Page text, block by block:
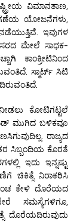
ವಿಮಾನತಾಣ,
ಯೋಜನೆಗಳು,
ಇವುಗಳ
ಮೇಲೆ ಸಾಧಕ-
ಕಾಂಕ್ರೀಟಿನಿಂದ
ಸ್ಮಾರ್ಟ್ ಸಿಟಿ
ಕೋಟಿಗಟ್ಟಲೆ
ಮುಗಿದ ಬಳಿಕವೂ
ರಾಜ್ಯದ
ಸಿಬ್ಬಂದಿಯ ಕೊರತೆ
ಇದು ಇನ್ನಷ್ಟು
ಚಿಕಿತ್ಸೆ ನಿರಾಕರಿಸಿ
ಕೇಳಿ ದೊರೆಯದ
ಸಮಸ್ಯೆಗಳಿಗೂ,